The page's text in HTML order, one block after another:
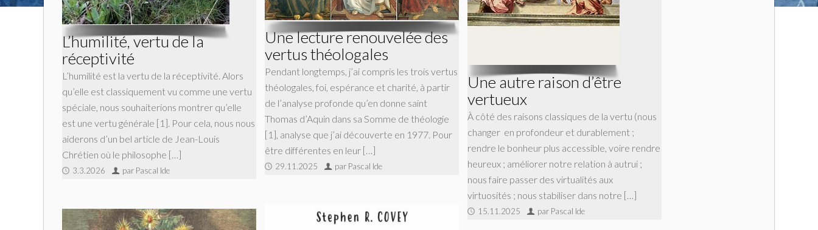
L’humilité, vertu de la
réceptivité
L’humilité est la vertu de la réceptivité. Alors
qu’elle est classiquement vu comme une vertu
spéciale, nous souhaiterions montrer qu’elle
est une vertu générale [1]. Pour cela, nous nous
aiderons d’un bel article de Jean-Louis
Chrétien où le philosophe […]
3.3.2026 par Pascal Ide
Une lecture renouvelée des
vertus théologales
Pendant longtemps, j’ai compris les trois vertus
théologales, foi, espérance et charité, à partir
de l’analyse profonde qu’en donne saint
Thomas d’Aquin dans sa Somme de théologie
[1], analyse que j’ai découverte en 1977. Pour
être différentes en leur […]
29.11.2025 par Pascal Ide
Une autre raison d’être
vertueux
À côté des raisons classiques de la vertu (nous
changer en profondeur et durablement ;
rendre le bonheur plus accessible, voire rendre
heureux ; améliorer notre relation à autrui ;
nous faire passer des virtualités aux
virtuosités ; nous stabiliser dans notre […]
15.11.2025 par Pascal Ide